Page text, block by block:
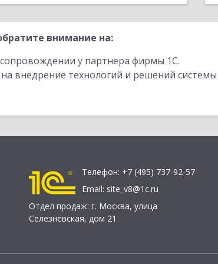
внимание на:
у партнера фирмы 1С.
внедрение технологий и решений
Телефон: +7 (495) 737-92-57
Email: site_v8@1c.ru
Отдел продаж: г. Москва, улица
Селезнёвская, дом 21